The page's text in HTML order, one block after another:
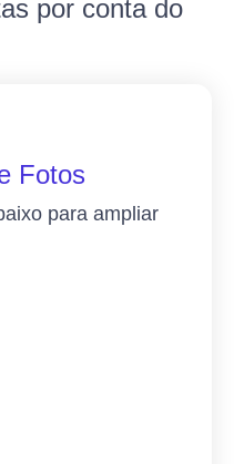
por conta do
Fotos
para ampliar